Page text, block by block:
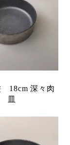
18cm 深々肉
皿